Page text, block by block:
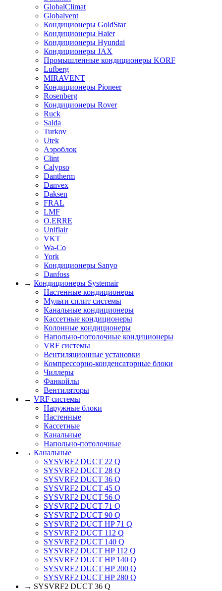
GlobalClimat
Globalvent
Кондиционеры GoldStar
Кондиционеры Haier
Кондиционеры Hyundai
Кондиционеры JAX
Промышленные кондиционеры KORF
Lufberg
MIRAVENT
Кондиционеры Pioneer
Rosenberg
Кондиционеры Rover
Ruck
Salda
Turkov
Utek
Аэроблок
Clint
Calypso
Dantherm
Danvex
Daksen
FRAL
LMF
O.ERRE
Uniflair
VKT
Wa-Co
York
Кондиционеры Sanyo
Danfoss
→ Кондиционеры Systemair
Настенные кондиционеры
Мульти сплит системы
Канальные кондиционеры
Кассетные кондиционеры
Колонные кондиционеры
Напольно-потолочные кондиционеры
VRF системы
Вентиляционные установки
Компрессорно-конденсаторные блоки
Чиллеры
Фанкойлы
Вентиляторы
→ VRF системы
Наружные блоки
Настенные
Кассетные
Канальные
Напольно-потолочные
→ Канальные
SYSVRF2 DUCT 22 Q
SYSVRF2 DUCT 28 Q
SYSVRF2 DUCT 36 Q
SYSVRF2 DUCT 45 Q
SYSVRF2 DUCT 56 Q
SYSVRF2 DUCT 71 Q
SYSVRF2 DUCT 90 Q
SYSVRF2 DUCT HP 71 Q
SYSVRF2 DUCT 112 Q
SYSVRF2 DUCT 140 Q
SYSVRF2 DUCT HP 112 Q
SYSVRF2 DUCT HP 140 Q
SYSVRF2 DUCT HP 200 Q
SYSVRF2 DUCT HP 280 Q
→ SYSVRF2 DUCT 36 Q